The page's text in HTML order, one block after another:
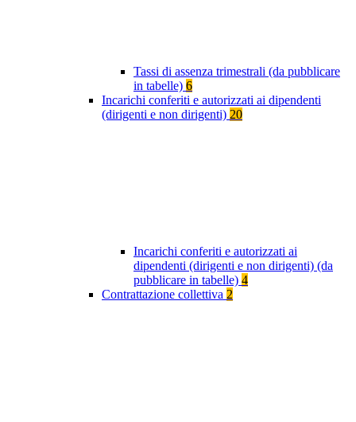
Tassi di assenza trimestrali (da pubblicare
in tabelle) 6
Incarichi conferiti e autorizzati ai dipendenti
(dirigenti e non dirigenti) 20
Incarichi conferiti e autorizzati ai
dipendenti (dirigenti e non dirigenti) (da
pubblicare in tabelle) 4
Contrattazione collettiva 2